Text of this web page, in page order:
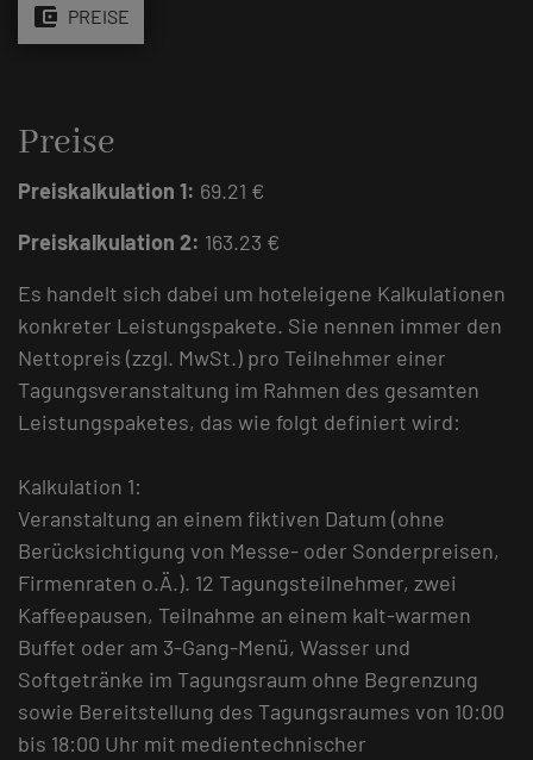
account_balance_wallet PREISE
Preise
Preiskalkulation 1: 69.21 €
Preiskalkulation 2: 163.23 €
Es handelt sich dabei um hoteleigene Kalkulationen
konkreter Leistungspakete. Sie nennen immer den
Nettopreis (zzgl. MwSt.) pro Teilnehmer einer
Tagungsveranstaltung im Rahmen des gesamten
Leistungspaketes, das wie folgt definiert wird:
Kalkulation 1:
Veranstaltung an einem fiktiven Datum (ohne
Berücksichtigung von Messe- oder Sonderpreisen,
Firmenraten o.Ä.). 12 Tagungsteilnehmer, zwei
Kaffeepausen, Teilnahme an einem kalt-warmen
Buffet oder am 3-Gang-Menü, Wasser und
Softgetränke im Tagungsraum ohne Begrenzung
sowie Bereitstellung des Tagungsraumes von 10:00
bis 18:00 Uhr mit medientechnischer